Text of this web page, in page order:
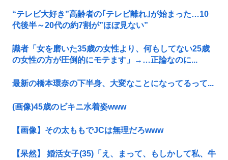
“テレビ大好き”高齢者の｢テレビ離れ｣が始まった…10
代後半～20代の約7割が”ほぼ見ない”
識者「女を磨いた35歳の女性より、何もしてない25歳
の女性の方が圧倒的にモテます」→…正論なのに...
最新の橋本環奈の下半身、大変なことになってるって...
(画像)45歳のビキニ水着姿www
【画像】その太ももでJCは無理だろwww
【呆然】 婚活女子(35)「え、まって、もしかして私、牛